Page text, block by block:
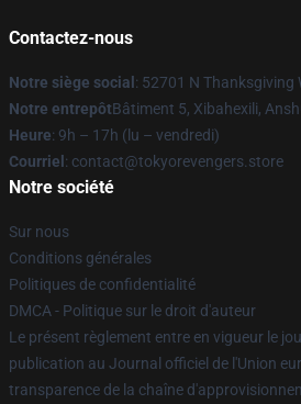
Contactez-nous
Notre siège social : 52701 N Thanksgiving
Notre entrepôtBâtiment 5, Xibahexili,
Heure: 9h – 17h (lu – vendredi)
Courriel : contact@tokyorevengers.store
Notre société
Sur nous
Conditions générales
Politiques de confidentialité
DMCA - Politique sur le droit d'auteur
Le présent règlement entre en vigueur le
publication au Journal officiel de l'Union
transparence de la chaîne